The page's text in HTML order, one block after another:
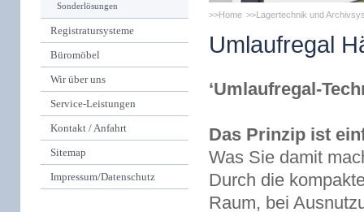
Sonderlösungen
Registratursysteme
Büromöbel
Wir über uns
Service-Leistungen
Kontakt / Anfahrt
Sitemap
Impressum/Datenschutz
Home Lagertechnik und
Umlaufregal
‘Umlaufregal-
Das Prinzip ist
Was Sie damit
Durch die
Raum, bei